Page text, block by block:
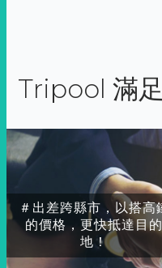
Tripool 滿
＃出差跨縣市，以搭高
的價格，更快抵達目的
地！